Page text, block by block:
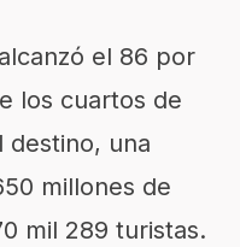
el 86 por
los cuartos de
destino, una
millones de
mil 289 turistas.